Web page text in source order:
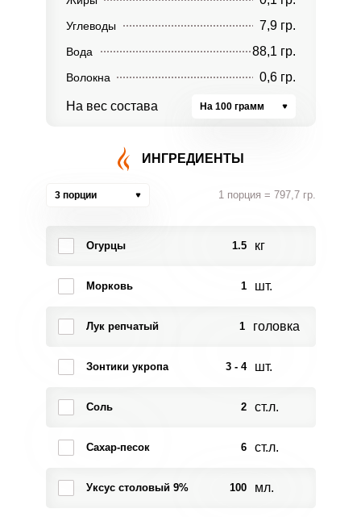
Углеводы 7,9 гр.
Вода 88,1 гр.
Волокна 0,6 гр.
На вес состава На 100 грамм
ИНГРЕДИЕНТЫ
3 порции 1 порция = 797,7 гр.
Огурцы 1.5 кг
Морковь 1 шт.
Лук репчатый 1 головка
Зонтики укропа 3 - 4 шт.
Соль 2 ст.л.
Сахар-песок 6 ст.л.
Уксус столовый 9% 100 мл.